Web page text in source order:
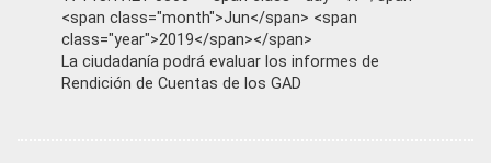
<span class="month">Jun</span> <span
class="year">2019</span></span>
La ciudadanía podrá evaluar los informes de
Rendición de Cuentas de los GAD